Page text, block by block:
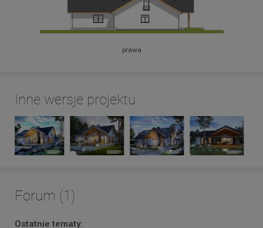
prawa
Inne wersje projektu
Forum (1)
Ostatnie tematy: